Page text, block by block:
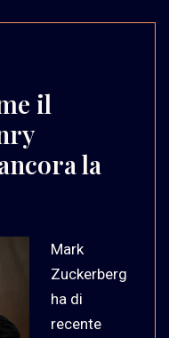
il
la
Mark
Zuckerberg
ha di
recente